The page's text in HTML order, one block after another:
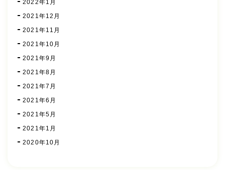
2022年1月
2021年12月
2021年11月
2021年10月
2021年9月
2021年8月
2021年7月
2021年6月
2021年5月
2021年1月
2020年10月